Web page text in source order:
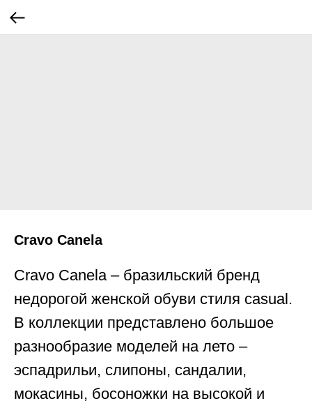
Cravo Canela
Cravo Canela – бразильский бренд
недорогой женской обуви стиля casual.
В коллекции представлено большое
разнообразие моделей на лето –
эспадрильи, слипоны, сандалии,
мокасины, босоножки на высокой и